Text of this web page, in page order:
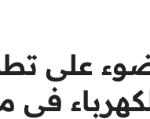
على
في